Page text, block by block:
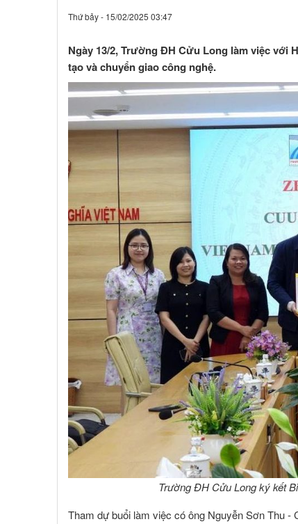
Thứ bảy - 15/02/2025 03:47
Ngày 13/2, Trường ĐH Cửu Long làm việc với
tạo và chuyển giao công nghệ.
Trường ĐH Cửu Long ký kết
Tham dự buổi làm việc có ông Nguyễn Sơn Thu